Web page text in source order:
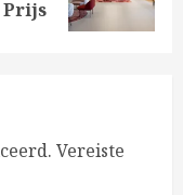
Prijs
Vereiste